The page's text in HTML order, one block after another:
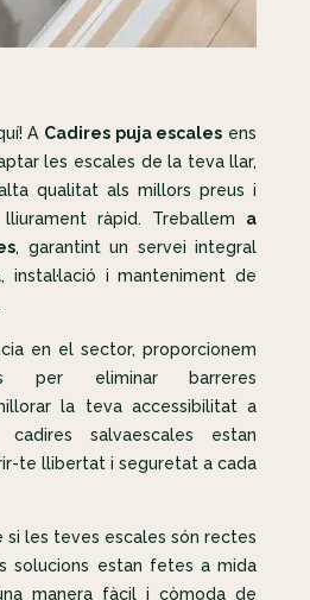
A Cadires puja escales ens
les escales de la teva llar,
qualitat als millors preus i
ràpid. Treballem a
, garantint un servei integral
instal·lació i manteniment de
en el sector, proporcionem
per eliminar barreres
la teva accessibilitat a
salvaescales estan
te llibertat i seguretat a cada
si les teves escales són rectes
solucions estan fetes a mida
manera fàcil i còmoda de